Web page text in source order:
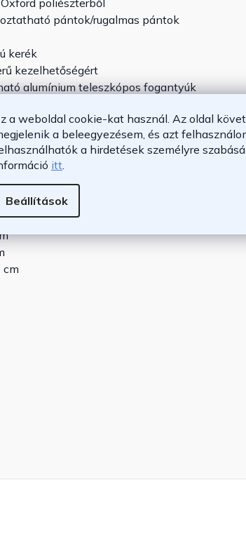
a weboldal cookie-kat használ. Az oldal
a beleegyezésem, és azt
a hirdetések személyre
itt
Beállítások
poliészterből
pántok/rugalmas pántok
kerék
kezelhetőségért
alumínium teleszkópos fogantyúk
és oldalsó)
alumínium ötvözet, belül vas
cm